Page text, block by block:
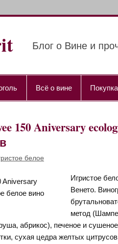
Блог о Вине и
Всё о вине
150 Aniversary
белое
Игристое
Венето.
метод
абрикос), печеное и
сухая цедра желтых